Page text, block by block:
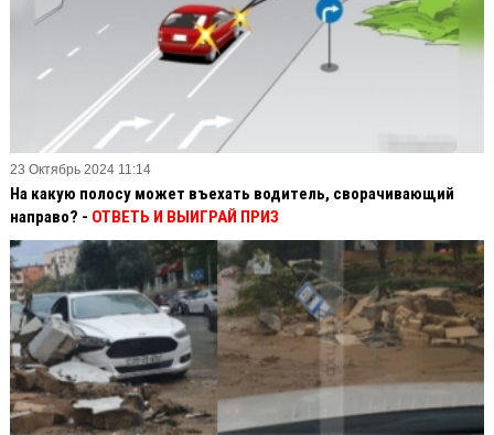
23 Октябрь 2024 11:14
На какую полосу может въехать водитель, сворачивающий
направо? - ОТВЕТЬ И ВЫИГРАЙ ПРИЗ